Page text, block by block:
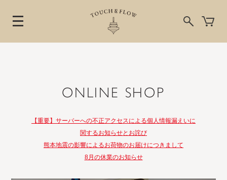
ONLINE SHOP
【重要】サーバーへの不正アクセスによる個人情報漏えいに
関するお知らせとお詫び
熊本地震の影響によるお荷物のお届けにつきまして
8月の休業のお知らせ